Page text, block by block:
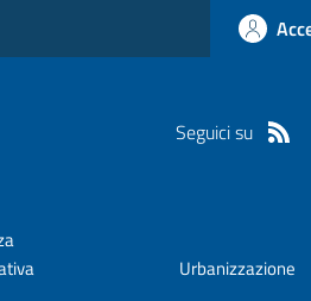
Seguici su
Urbanizzazione